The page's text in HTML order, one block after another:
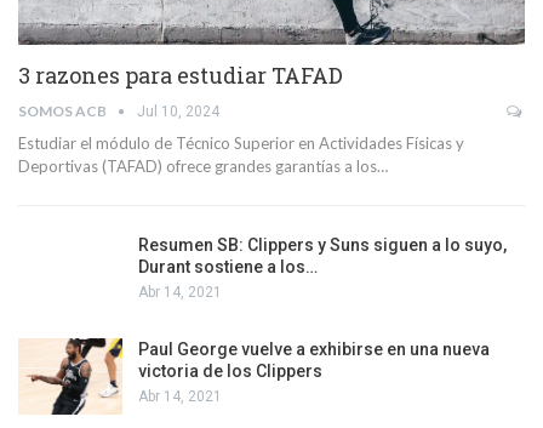
3 razones para estudiar TAFAD
SOMOS ACB Jul 10, 2024
Estudiar el módulo de Técnico Superior en Actividades Físicas y
Deportivas (TAFAD) ofrece grandes garantías a los…
Resumen SB: Clippers y Suns siguen a lo suyo,
Durant sostiene a los…
Abr 14, 2021
Paul George vuelve a exhibirse en una nueva
victoria de los Clippers
Abr 14, 2021